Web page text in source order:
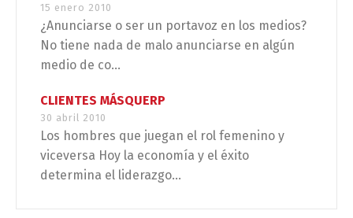
15 enero 2010
¿Anunciarse o ser un portavoz en los medios?
No tiene nada de malo anunciarse en algún
medio de co...
CLIENTES MÁSQUERP
30 abril 2010
Los hombres que juegan el rol femenino y
viceversa Hoy la economía y el éxito
determina el liderazgo...